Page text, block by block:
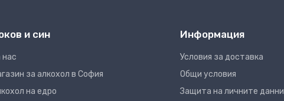
и син
нас
за алкохол в София
на едро
Информация
Условия за доставка
Общи условия
Защита на личните данни